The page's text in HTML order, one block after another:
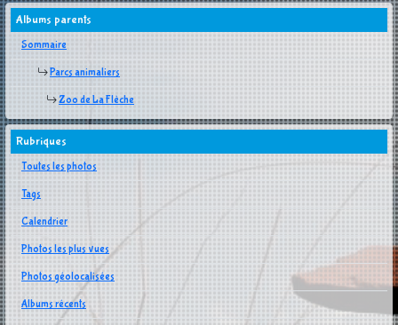
Albums parents
Sommaire
Parcs animaliers
Zoo de La Flèche
Rubriques
Toutes les photos
Tags
Calendrier
Photos les plus vues
Photos géolocalisées
Albums récents